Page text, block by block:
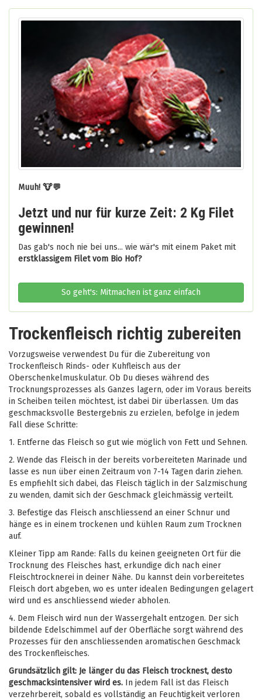
Muuh! 🐮💬
Jetzt und nur für kurze Zeit: 2 Kg Filet
gewinnen!
Das gab's noch nie bei uns... wie wär's mit einem Paket mit
erstklassigem Filet vom Bio Hof?
So geht's: Mitmachen ist ganz einfach
Trockenfleisch richtig zubereiten
Vorzugsweise verwendest Du für die Zubereitung von
Trockenfleisch Rinds- oder Kuhfleisch aus der
Oberschenkelmuskulatur. Ob Du dieses während des
Trocknungsprozesses als Ganzes lagern, oder im Voraus bereits
in Scheiben teilen möchtest, ist dabei Dir überlassen. Um das
geschmacksvolle Bestergebnis zu erzielen, befolge in jedem
Fall diese Schritte:
1. Entferne das Fleisch so gut wie möglich von Fett und Sehnen.
2. Wende das Fleisch in der bereits vorbereiteten Marinade und
lasse es nun über einen Zeitraum von 7-14 Tagen darin ziehen.
Es empfiehlt sich dabei, das Fleisch täglich in der Salzmischung
zu wenden, damit sich der Geschmack gleichmässig verteilt.
3. Befestige das Fleisch anschliessend an einer Schnur und
hänge es in einem trockenen und kühlen Raum zum Trocknen
auf.
Kleiner Tipp am Rande: Falls du keinen geeigneten Ort für die
Trocknung des Fleisches hast, erkundige dich nach einer
Fleischtrocknerei in deiner Nähe. Du kannst dein vorbereitetes
Fleisch dort abgeben, wo es unter idealen Bedingungen gelagert
wird und es anschliessend wieder abholen.
4. Dem Fleisch wird nun der Wassergehalt entzogen. Der sich
bildende Edelschimmel auf der Oberfläche sorgt während des
Prozesses für den anschliessenden aromatischen Geschmack
des Trockenfleisches.
Grundsätzlich gilt: Je länger du das Fleisch trocknest, desto
geschmacksintensiver wird es. In jedem Fall ist das Fleisch
verzehrbereit, sobald es vollständig an Feuchtigkeit verloren